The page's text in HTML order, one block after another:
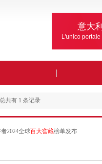
意大
L'unico
总共有 1 条记录
2024全球百大窖藏榜单发布